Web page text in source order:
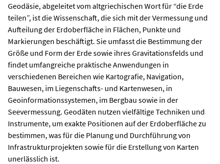
Geodäsie, abgeleitet vom altgriechischen Wort für “die Erde
teilen”, ist die Wissenschaft, die sich mit der Vermessung und
Aufteilung der Erdoberfläche in Flächen, Punkte und
Markierungen beschäftigt. Sie umfasst die Bestimmung der
Größe und Form der Erde sowie ihres Gravitationsfelds und
findet umfangreiche praktische Anwendungen in
verschiedenen Bereichen wie Kartografie, Navigation,
Bauwesen, im Liegenschafts- und Kartenwesen, in
Geoinformationssystemen, im Bergbau sowie in der
Seevermessung. Geodäten nutzen vielfältige Techniken und
Instrumente, um exakte Positionen auf der Erdoberfläche zu
bestimmen, was für die Planung und Durchführung von
Infrastrukturprojekten sowie für die Erstellung von Karten
unerlässlich ist.